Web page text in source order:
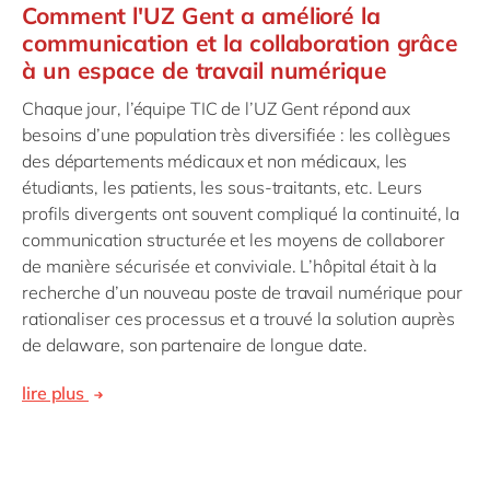
Comment l'UZ Gent a amélioré la
communication et la collaboration grâce
à un espace de travail numérique
Chaque jour, l’équipe TIC de l’UZ Gent répond aux
besoins d’une population très diversifiée : les collègues
des départements médicaux et non médicaux, les
étudiants, les patients, les sous-traitants, etc. Leurs
profils divergents ont souvent compliqué la continuité, la
communication structurée et les moyens de collaborer
de manière sécurisée et conviviale. L’hôpital était à la
recherche d’un nouveau poste de travail numérique pour
rationaliser ces processus et a trouvé la solution auprès
de delaware, son partenaire de longue date.
lire plus